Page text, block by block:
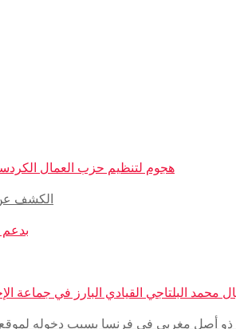
هجوم لتنظيم حزب العمال الكردستاني
الكشف عن
بدعم
محمد البلتاجي القيادي البارز في جماعة الإخوان
مغربي في فرنسا بسبب دخوله لموقع على